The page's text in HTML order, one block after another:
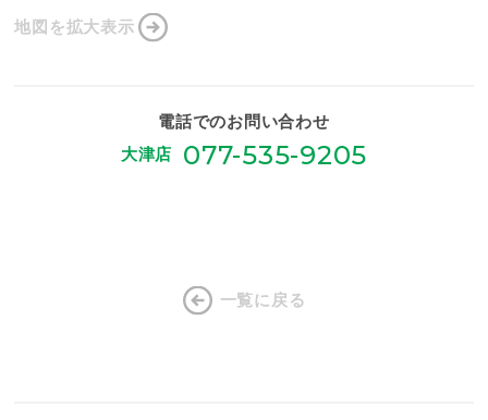
地図を拡大表示
電話でのお問い合わせ
大津店
077-535-9205
一覧に戻る